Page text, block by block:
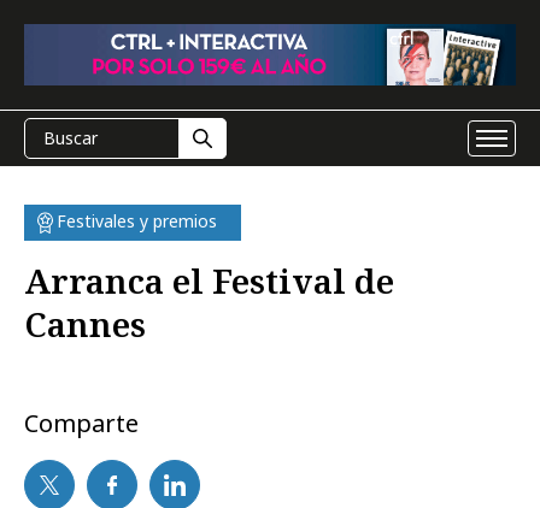
Festivales y premios
Arranca el Festival de
Cannes
Comparte